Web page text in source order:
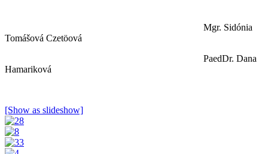
Mgr. Sidónia
Tomášová Czetöová
PaedDr. Dana
Hamariková
[Show as slideshow]